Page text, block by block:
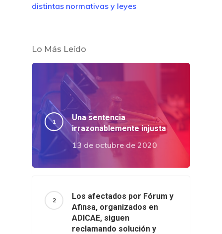
distintas normativas y leyes
Lo Más Leído
Una sentencia
irrazonablemente injusta
13 de octubre de 2020
Los afectados por Fórum y
Afinsa, organizados en
ADICAE, siguen
reclamando solución y